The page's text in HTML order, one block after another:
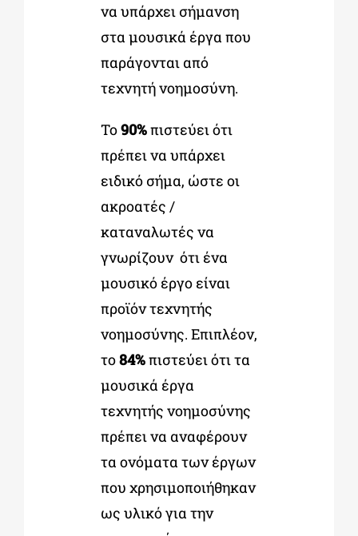
να υπάρχει σήμανση
στα μουσικά έργα που
παράγονται από
τεχνητή νοημοσύνη.
Το90%πιστεύει ότι
πρέπει να υπάρχει
ειδικό σήμα, ώστε οι
ακροατές /
καταναλωτές να
γνωρίζουν ότι ένα
μουσικό έργο είναι
προϊόν τεχνητής
νοημοσύνης. Επιπλέον,
το84%πιστεύει ότι τα
μουσικά έργα
τεχνητής νοημοσύνης
πρέπει να αναφέρουν
τα ονόματα των έργων
που χρησιμοποιήθηκαν
ως υλικό για την